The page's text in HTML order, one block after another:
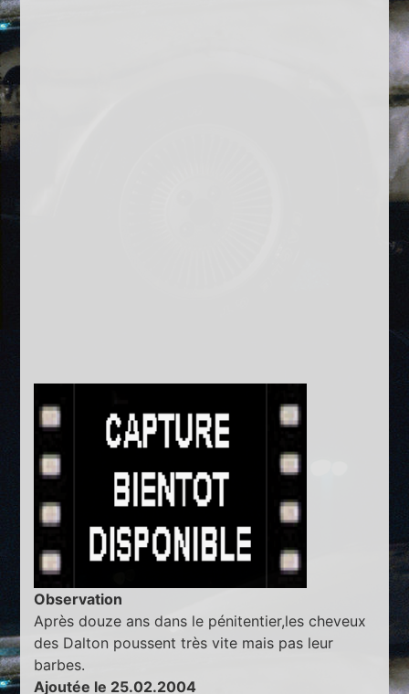
Observation
Après douze ans dans le pénitentier,les cheveux
des Dalton poussent très vite mais pas leur
barbes.
Ajoutée le 25.02.2004